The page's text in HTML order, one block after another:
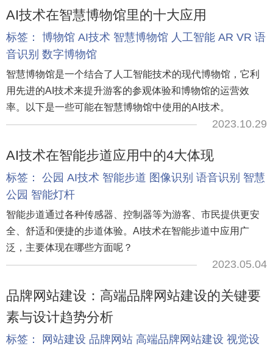
AI技术在智慧博物馆里的十大应用
标签： 博物馆 AI技术 智慧博物馆 人工智能 AR VR 语
音识别 数字博物馆
智慧博物馆是一个结合了人工智能技术的现代博物馆，它利
用先进的AI技术来提升游客的参观体验和博物馆的运营效
率。以下是一些可能在智慧博物馆中使用的AI技术。
2023.10.29
AI技术在智能步道应用中的4大体现
标签： 公园 AI技术 智能步道 图像识别 语音识别 智慧
公园 智能灯杆
智能步道通过各种传感器、控制器等为游客、市民提供更安
全、舒适和便捷的步道体验。AI技术在智能步道中应用广
泛，主要体现在哪些方面呢？
2023.05.04
品牌网站建设：高端品牌网站建设的关键要
素与设计趋势分析
标签： 网站建设 品牌网站 高端品牌网站建设 视觉设